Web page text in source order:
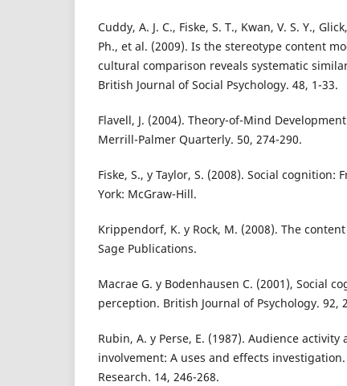
Cuddy, A. J. C., Fiske, S. T., Kwan, V. S. Y.,
Ph., et al. (2009). Is the stereotype content
cultural comparison reveals systematic
British Journal of Social Psychology. 48, 1-33.
Flavell, J. (2004). Theory-of-Mind
Merrill-Palmer Quarterly. 50, 274-290.
Fiske, S., y Taylor, S. (2008). Social
York: McGraw-Hill.
Krippendorf, K. y Rock, M. (2008). The
Sage Publications.
Macrae G. y Bodenhausen C. (2001), Social
perception. British Journal of Psychology. 92,
Rubin, A. y Perse, E. (1987). Audience activity
involvement: A uses and effects
Research. 14, 246-268.